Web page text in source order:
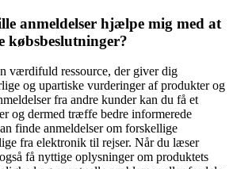
anmeldelser hjælpe mig med at
købsbeslutninger?
værdifuld ressource, der giver dig
og upartiske vurderinger af produkter og
fra andre kunder kan du få et
og dermed træffe bedre informerede
finde anmeldelser om forskellige
fra elektronik til rejser. Når du læser
få nyttige oplysninger om produktets